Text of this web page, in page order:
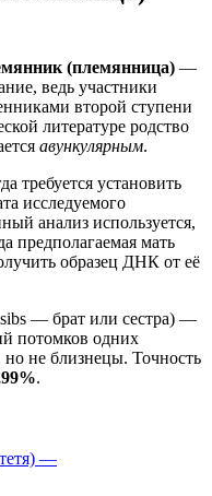
(племянница) —
ведь участники
второй ступени
литературе родство
авункулярным.
требуется установить
исследуемого
анализ используется,
предполагаемая мать
образец ДНК от её
— брат или сестра) —
потомков одних
но не близнецы. Точность
.
—